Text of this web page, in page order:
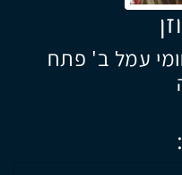
עמל ב' פתח